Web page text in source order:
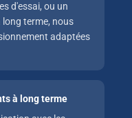
d'essai, ou un
terme, nous
adaptées
à long terme